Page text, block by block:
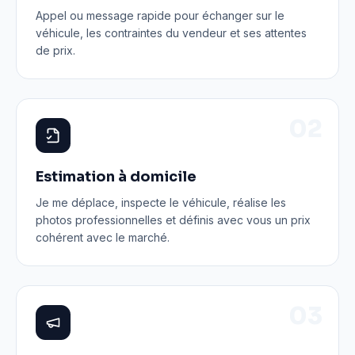
Appel ou message rapide pour échanger sur le
véhicule, les contraintes du vendeur et ses attentes
de prix.
Estimation à domicile
Je me déplace, inspecte le véhicule, réalise les
photos professionnelles et définis avec vous un prix
cohérent avec le marché.